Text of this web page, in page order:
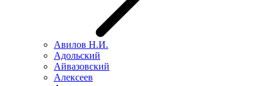
Авилов Н.И.
Адольский
Айвазовский
Алексеев